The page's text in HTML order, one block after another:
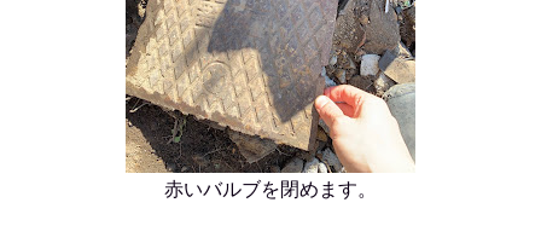
赤いバルブを閉めます。